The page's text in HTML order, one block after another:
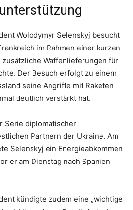
Wolodymyr Selenskyj besucht
im Rahmen einer kurzen
zusätzliche Waffenlieferungen für
Der Besuch erfolgt zu einem
seine Angriffe mit Raketen
deutlich verstärkt hat.
Serie diplomatischer
Partnern der Ukraine. Am
Selenskyj ein Energieabkommen
er am Dienstag nach Spanien
kündigte zudem eine „wichtige